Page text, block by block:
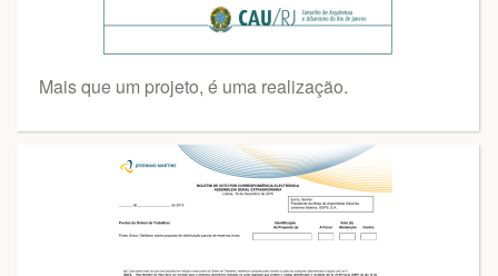
Mais que um projeto, é uma realização.